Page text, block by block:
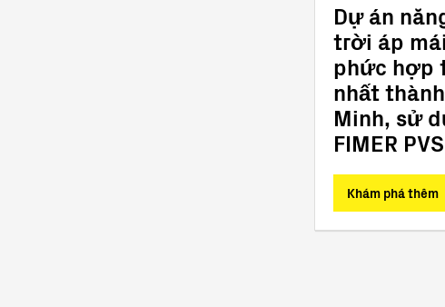
Dự án
trời áp
phức hợp
nhất
Minh, sử
FIMER
Khám phá thêm